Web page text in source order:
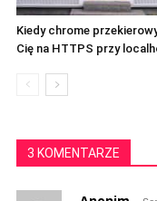
Kiedy chrome
Cię na HTTPS przy
3 KOMENTARZE